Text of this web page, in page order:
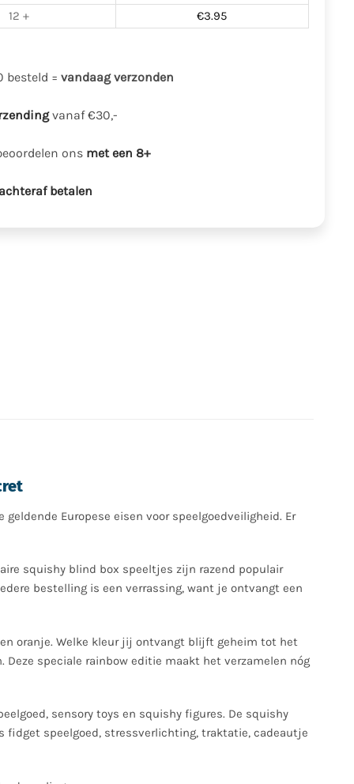
12 +
€3.95
besteld = vandaag verzonden
vanaf €30,-
ons met een 8+
achteraf betalen
geldende Europese eisen voor speelgoedveiligheid. Er
squishy blind box speeltjes zijn razend populair
bestelling is een verrassing, want je ontvangt een
oranje. Welke kleur jij ontvangt blijft geheim tot het
speciale rainbow editie maakt het verzamelen nóg
sensory toys en squishy figures. De squishy
fidget speelgoed, stressverlichting, traktatie, cadeautje